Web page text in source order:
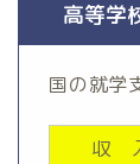
高等学
国の就学
収